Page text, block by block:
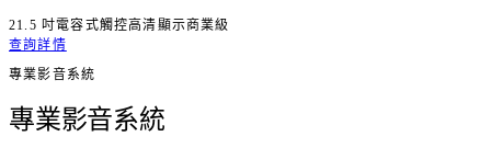
21.5 吋電容式觸控高清顯示商業級
查詢詳情
專業影音系統
專業影音系統